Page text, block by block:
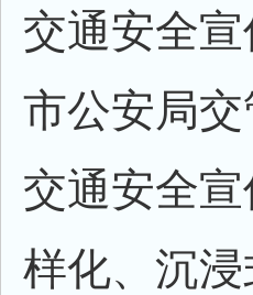
交通安全
市公安局
交通安全
样化、沉